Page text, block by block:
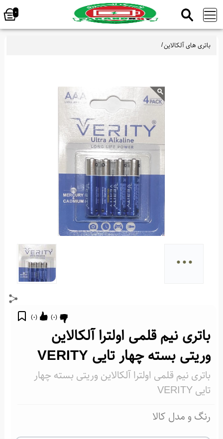
0
باتری های آلکالاین/
...
(
0
) (
0
)
باتری نیم قلمی اولترا آلکالاین
وریتی بسته چهار تایی VERITY
باتری نیم قلمی اولترا آلکالاین وریتی بسته چهار
تایی VERITY
رنگ و مدل کالا